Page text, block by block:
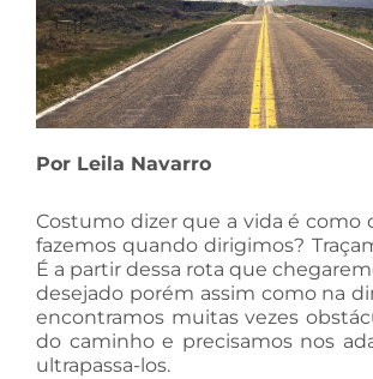
Por Leila Navarro
Costumo dizer que a vida é como
fazemos quando dirigimos?
É a partir dessa rota que
desejado porém assim como na
encontramos muitas vezes
do caminho e precisamos nos
ultrapassa-los.